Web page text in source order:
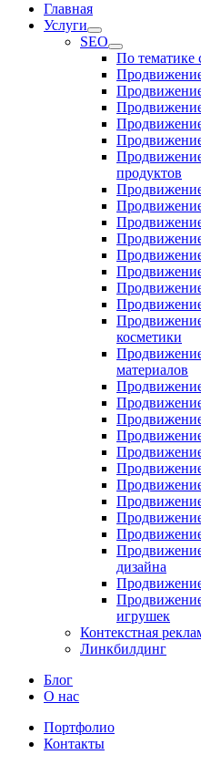
Главная
Услуги
SEO
По тематике
продуктов
Продвижение
косметики
материалов
Продвижение
Продвижение
дизайна
игрушек
Контекстная
Линкбилдинг
Блог
О нас
Портфолио
Контакты